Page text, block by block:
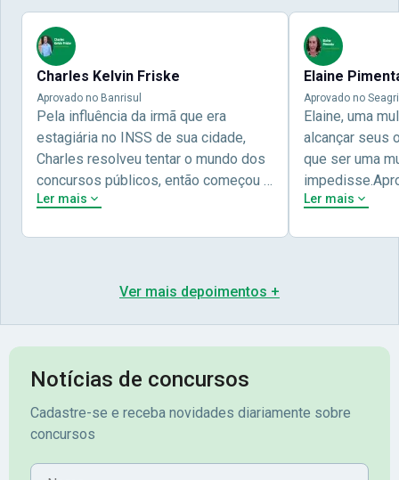
Charles Kelvin Friske
Aprovado no Banrisul
Pela influência da irmã que era
estagiária no INSS de sua cidade,
Charles resolveu tentar o mundo dos
concursos públicos, então começou a
estudar com contéudo gratuito que a
preparação completa, e o resultado
abriu o concurso para o Banco da sua
cidade, o Banrisul. Se tornou
assinante premium e em seguida
mérito no concurso do
Banrisul.Charles Kelvin Friske -
Ler mais
Elaine
Aprovado no
Elaine, uma
alcançar seus
que ser uma
concursos
sua vida e
obstáculos
Pimenta -
Ler mais
Ver mais depoimentos +
Notícias de concursos
Cadastre-se e receba novidades diariamente sobre
concursos
Nome